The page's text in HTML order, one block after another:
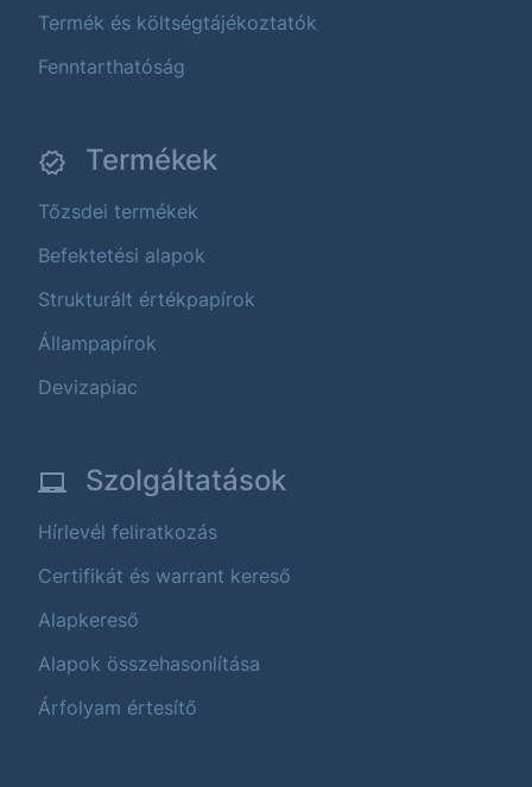
Termék és költségtájékoztatók
Fenntarthatóság
Termékek
Tőzsdei termékek
Befektetési alapok
Strukturált értékpapírok
Állampapírok
Devizapiac
Szolgáltatások
Hírlevél feliratkozás
Certifikát és warrant kereső
Alapkereső
Alapok összehasonlítása
Árfolyam értesítő